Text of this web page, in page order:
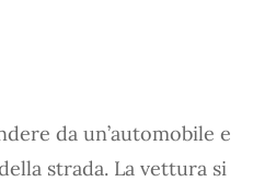
da un’automobile e
strada. La vettura si